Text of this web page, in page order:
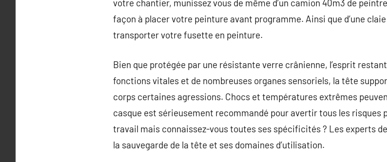
votre chantier, munissez vous de même d’un camion 40m3 de
façon à placer votre peinture avant programme. Ainsi que d’une
transporter votre fusette en peinture.
Bien que protégée par une résistante verre crânienne, l’esprit
fonctions vitales et de nombreuses organes sensoriels, la tête
corps certaines agressions. Chocs et températures extrêmes
casque est sérieusement recommandé pour avertir tous les risques
travail mais connaissez-vous toutes ses spécificités ? Les experts
la sauvegarde de la tête et ses domaines d’utilisation.